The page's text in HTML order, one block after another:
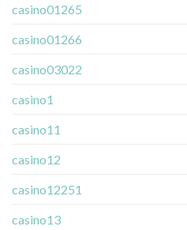
casino01265
casino01266
casino03022
casino1
casino11
casino12
casino12251
casino13